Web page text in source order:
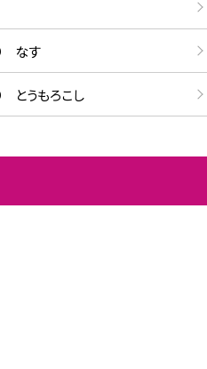
なす
とうもろこし